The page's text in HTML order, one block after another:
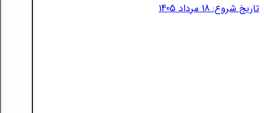
تاریخ شروع: 18 مرداد 1405